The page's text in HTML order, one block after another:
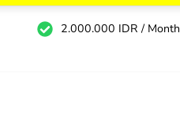
2.000.000 IDR / Month